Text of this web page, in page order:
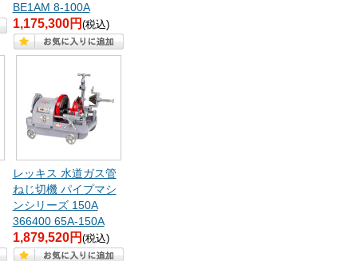
BE1AM 8-100A
1,175,300円 (税込)
レッキス 水道ガス管
ねじ切機 パイプマシ
ンシリーズ 150A
366400 65A-150A
1,879,520円 (税込)